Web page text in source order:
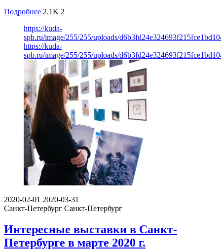
Подробнее 2.1K 2
https://kuda-
spb.ru/image/255/255/uploads/
https://kuda-
spb.ru/image/255/255/uploads/
2020-02-01 2020-03-31
Санкт-Петербург Санкт-Петербург
Интересные выставки в Санкт-
Петербурге в марте 2020 г.